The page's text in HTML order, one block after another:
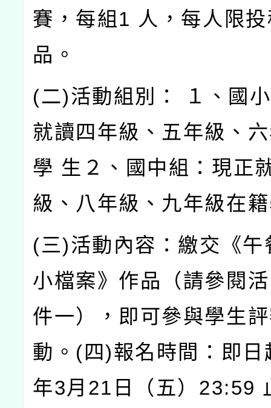
賽，每組1 人，每人限
品。
(二)活動組別： １、國
就讀四年級、五年級、
學 生２、國中組：現正
級、八年級、九年級在
(三)活動內容：繳交《午
小檔案》作品（請參閱
件一），即可參與學生
動。(四)報名時間：即
年3月21日（五）23:59